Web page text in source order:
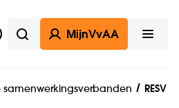
Zoeken
MijnVvAA
samenwerkingsverbanden RESV